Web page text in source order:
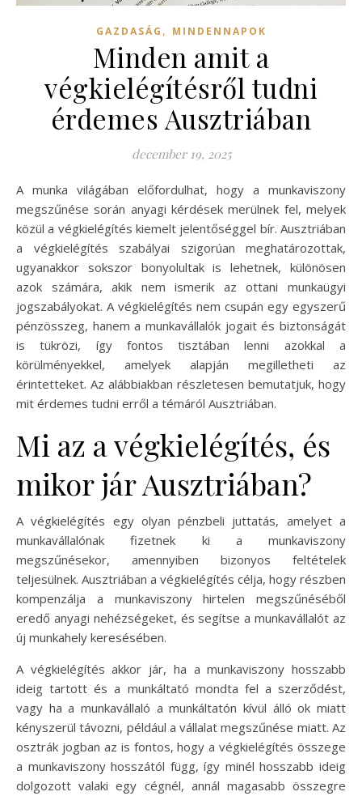
GAZDASÁG , MINDENNAPOK
Minden amit a
végkielégítésről tudni
érdemes Ausztriában
december 19, 2025
A munka világában előfordulhat, hogy a munkaviszony
megszűnése során anyagi kérdések merülnek fel, melyek
közül a végkielégítés kiemelt jelentőséggel bír. Ausztriában
a végkielégítés szabályai szigorúan meghatározottak,
ugyanakkor sokszor bonyolultak is lehetnek, különösen
azok számára, akik nem ismerik az ottani munkaügyi
jogszabályokat. A végkielégítés nem csupán egy egyszerű
pénzösszeg, hanem a munkavállalók jogait és biztonságát
is tükrözi, így fontos tisztában lenni azokkal a
körülményekkel, amelyek alapján megilletheti az
érintetteket. Az alábbiakban részletesen bemutatjuk, hogy
mit érdemes tudni erről a témáról Ausztriában.
Mi az a végkielégítés, és
mikor jár Ausztriában?
A végkielégítés egy olyan pénzbeli juttatás, amelyet a
munkavállalónak fizetnek ki a munkaviszony
megszűnésekor, amennyiben bizonyos feltételek
teljesülnek. Ausztriában a végkielégítés célja, hogy részben
kompenzálja a munkaviszony hirtelen megszűnéséből
eredő anyagi nehézségeket, és segítse a munkavállalót az
új munkahely keresésében.
A végkielégítés akkor jár, ha a munkaviszony hosszabb
ideig tartott és a munkáltató mondta fel a szerződést,
vagy ha a munkavállaló a munkáltatón kívül álló ok miatt
kényszerül távozni, például a vállalat megszűnése miatt. Az
osztrák jogban az is fontos, hogy a végkielégítés összege
a munkaviszony hosszától függ, így minél hosszabb ideig
dolgozott valaki egy cégnél, annál magasabb összegre